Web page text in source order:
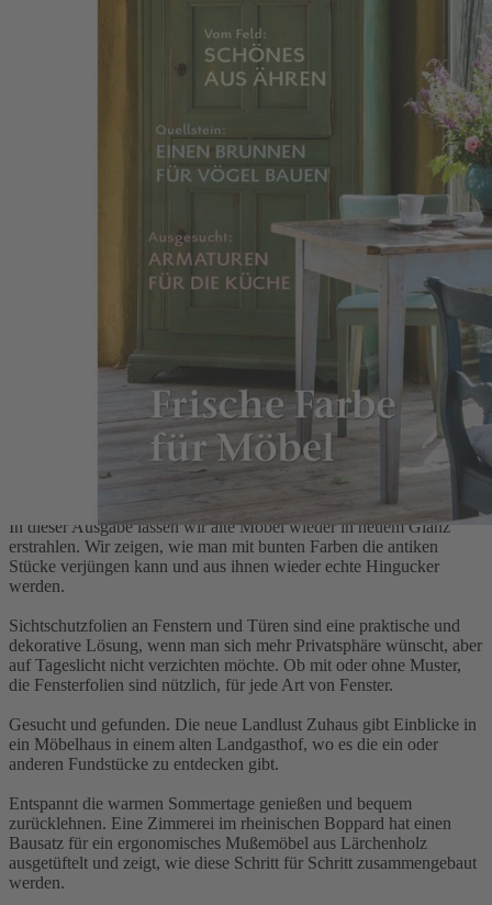
Zum Anfang der Bildergalerie springen
Landlust Zuhaus 3/2020
(Sommer)
Artikel vergriffen, keine Lieferung möglich
inkl. MwSt.
Landlust ZUHAUS bietet große und kleine Wohnideen: vom Bauen
und Renovieren bis hin zum Einrichten.
In dieser Ausgabe lassen wir alte Möbel wieder in neuem Glanz
erstrahlen. Wir zeigen, wie man mit bunten Farben die antiken
Stücke verjüngen kann und aus ihnen wieder echte Hingucker
werden.
Sichtschutzfolien an Fenstern und Türen sind eine praktische und
dekorative Lösung, wenn man sich mehr Privatsphäre wünscht, aber
auf Tageslicht nicht verzichten möchte. Ob mit oder ohne Muster,
die Fensterfolien sind nützlich, für jede Art von Fenster.
Gesucht und gefunden. Die neue Landlust Zuhaus gibt Einblicke in
ein Möbelhaus in einem alten Landgasthof, wo es die ein oder
anderen Fundstücke zu entdecken gibt.
Entspannt die warmen Sommertage genießen und bequem
zurücklehnen. Eine Zimmerei im rheinischen Boppard hat einen
Bausatz für ein ergonomisches Mußemöbel aus Lärchenholz
ausgetüftelt und zeigt, wie diese Schritt für Schritt zusammengebaut
werden.